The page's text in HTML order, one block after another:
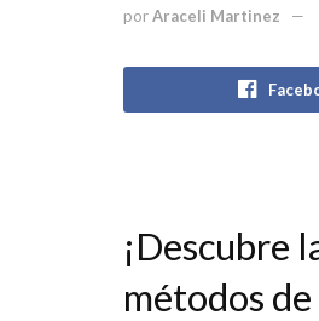
porAraceli Martinez
¡Descubre
métodos